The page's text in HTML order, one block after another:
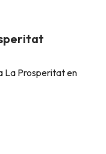
La Prosperitat en